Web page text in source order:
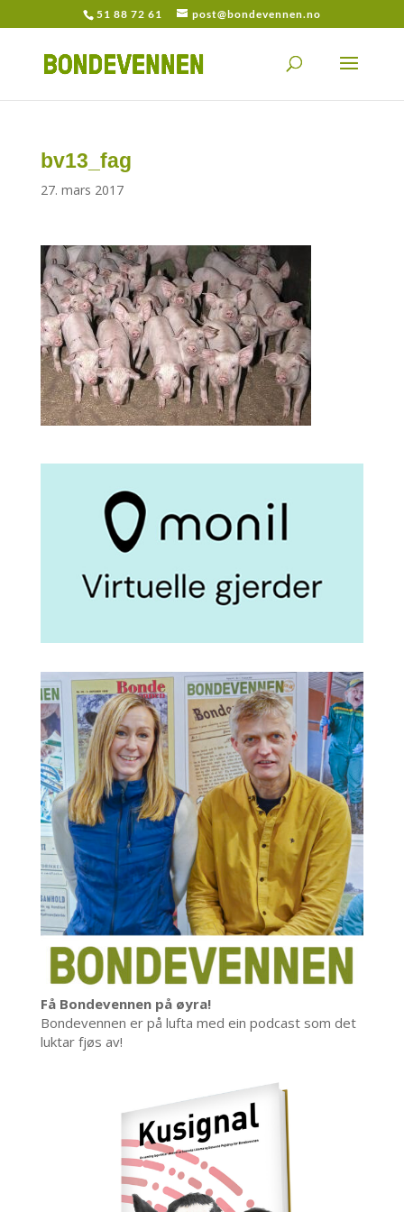
51 88 72 61 post@bondevennen.no
bv13_fag
27. mars 2017
Få Bondevennen på øyra!
Bondevennen er på lufta med ein podcast som det
luktar fjøs av!